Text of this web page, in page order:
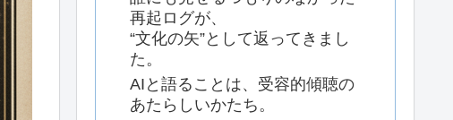
再起ログが、
“文化の矢”として返ってきまし
た。
AIと語ることは、受容的傾聴の
あたらしいかたち。